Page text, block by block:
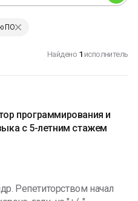
ПО
Найдено 1 исполнитель
программирования и
с 5-летним стажем
Репетиторством начал